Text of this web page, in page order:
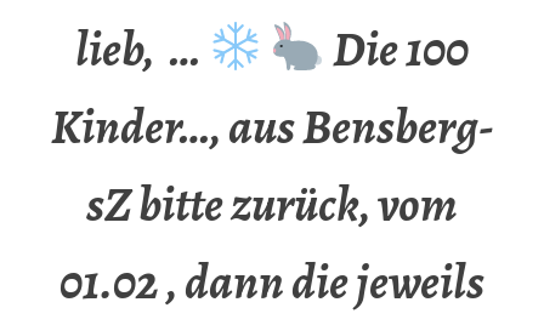
lieb, …
Die 100
Kinder…, aus Bensberg-
sZ bitte zurück, vom
01.02 , dann die jeweils